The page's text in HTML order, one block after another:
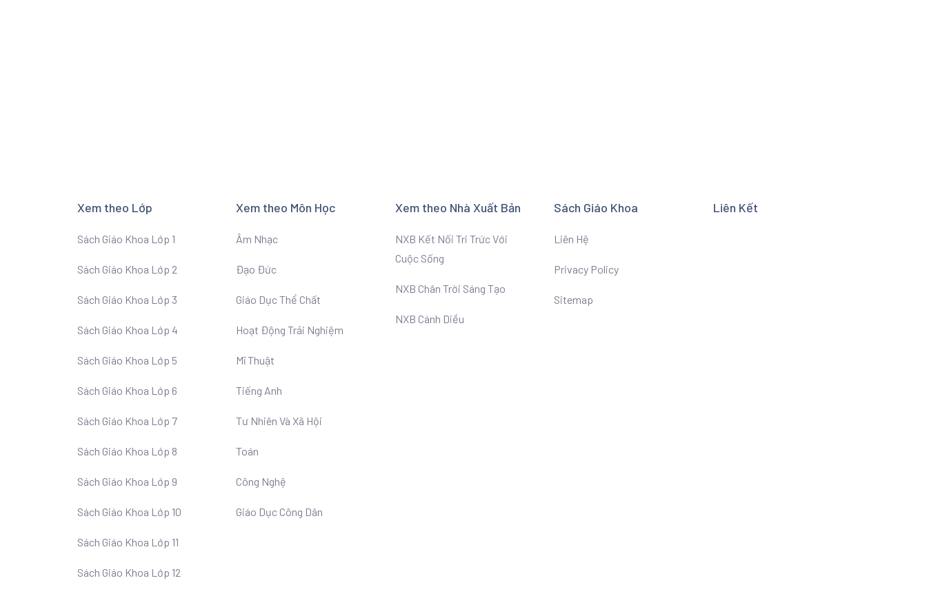
Xem theo Lớp
Sách Giáo Khoa Lớp 1
Sách Giáo Khoa Lớp 2
Sách Giáo Khoa Lớp 3
Sách Giáo Khoa Lớp 4
Sách Giáo Khoa Lớp 5
Sách Giáo Khoa Lớp 6
Sách Giáo Khoa Lớp 7
Sách Giáo Khoa Lớp 8
Sách Giáo Khoa Lớp 9
Sách Giáo Khoa Lớp 10
Sách Giáo Khoa Lớp 11
Sách Giáo Khoa Lớp 12
Xem theo Môn Học
Âm Nhạc
Đạo Đức
Giáo Dục Thể Chất
Hoạt Động Trải Nghiệm
Mĩ Thuật
Tiếng Anh
Tư Nhiên Và Xã Hội
Toán
Công Nghệ
Giáo Dục Công Dân
Xem theo Nhà Xuất Bản
NXB Kết Nối Tri Trức Với
Cuộc Sống
NXB Chân Trời Sáng Tạo
NXB Cánh Diều
Sách Giáo Khoa
Liên Hệ
Privacy Policy
Sitemap
Liên Kết